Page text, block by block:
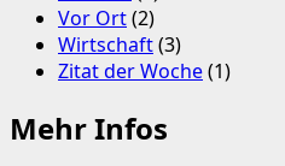
Vor Ort(2)
Wirtschaft(3)
Zitat der Woche(1)
Mehr Infos